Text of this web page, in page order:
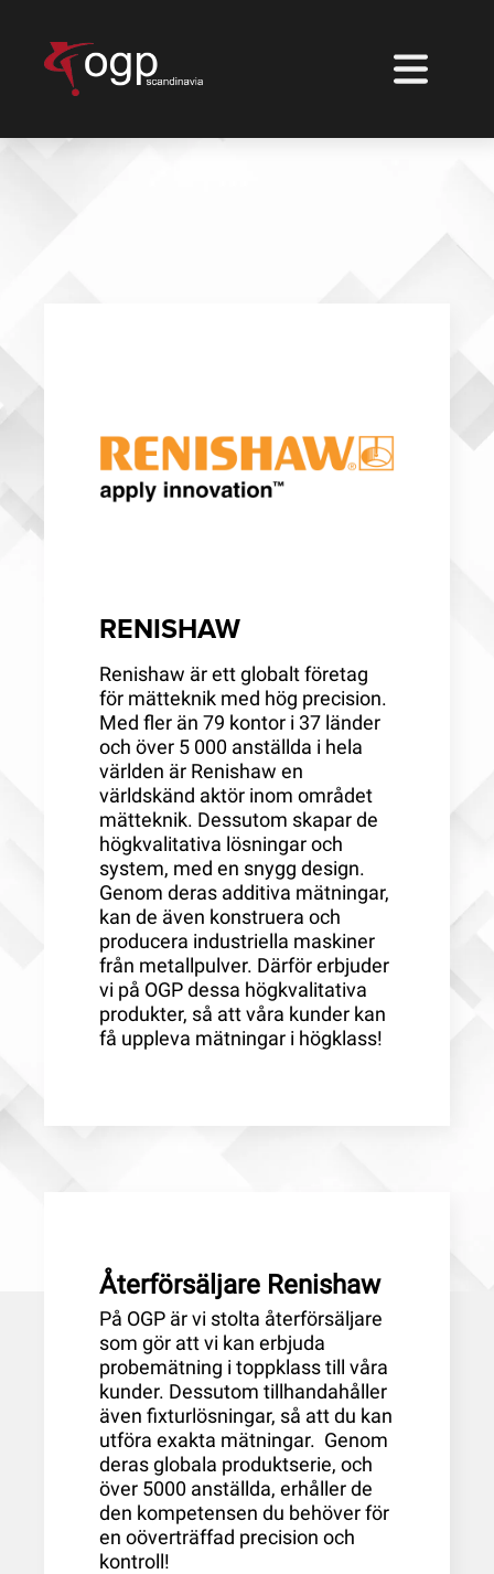
RENISHAW
Renishaw är ett globalt företag
för mätteknik med hög precision.
Med fler än 79 kontor i 37 länder
och över 5 000 anställda i hela
världen är Renishaw en
världskänd aktör inom området
mätteknik. Dessutom skapar de
högkvalitativa lösningar och
system, med en snygg design.
Genom deras additiva mätningar,
kan de även konstruera och
producera industriella maskiner
från metallpulver. Därför erbjuder
vi på OGP dessa högkvalitativa
produkter, så att våra kunder kan
få uppleva mätningar i högklass!
Återförsäljare Renishaw
På OGP är vi stolta återförsäljare
som gör att vi kan erbjuda
probemätning i toppklass till våra
kunder. Dessutom tillhandahåller
även fixturlösningar, så att du kan
utföra exakta mätningar. Genom
deras globala produktserie, och
över 5000 anställda, erhåller de
den kompetensen du behöver för
en oöverträffad precision och
kontroll!